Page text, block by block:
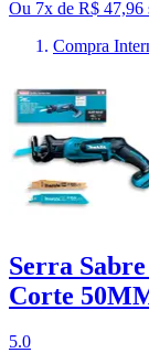
Ou 7x de R$ 47,96
Compra
Serra
Corte
5.0